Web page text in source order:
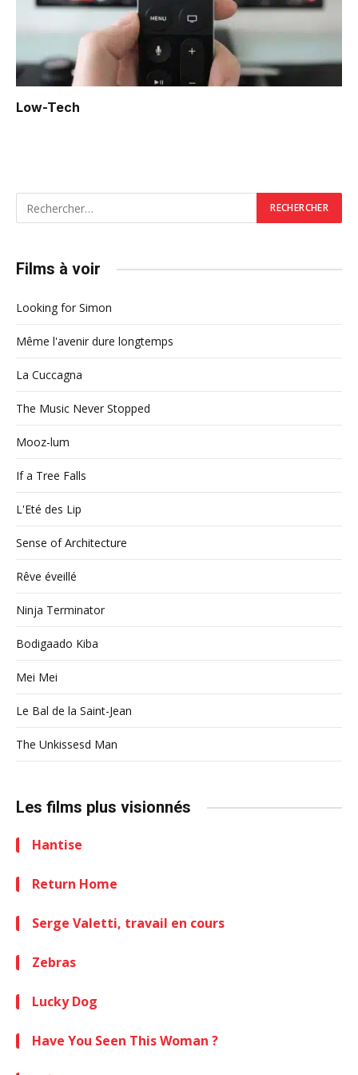
Low-Tech
Films à voir
Looking for Simon
Même l'avenir dure longtemps
La Cuccagna
The Music Never Stopped
Mooz-lum
If a Tree Falls
L'Eté des Lip
Sense of Architecture
Rêve éveillé
Ninja Terminator
Bodigaado Kiba
Mei Mei
Le Bal de la Saint-Jean
The Unkissesd Man
Les films plus visionnés
Hantise
Return Home
Serge Valetti, travail en cours
Zebras
Lucky Dog
Have You Seen This Woman ?